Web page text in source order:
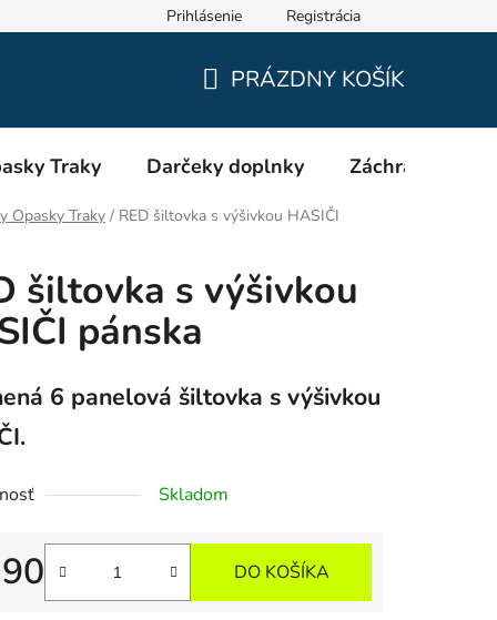
Oblečenie a výstroj pre hasičov RHEA SK Veľkostné tabuľky
Prihlásenie Registrácia
KOŠÍK
PRÁZDNY KOŠÍK
Traky Darčeky doplnky Záchranári
Opasky Traky / RED šiltovka s výšivkou HASIČI
šiltovka s výšivkou
pánska
6 panelová šiltovka s výšivkou
Skladom
cena:
DO KOŠÍKA